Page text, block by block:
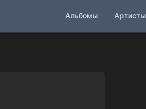
Альбомы Артисты